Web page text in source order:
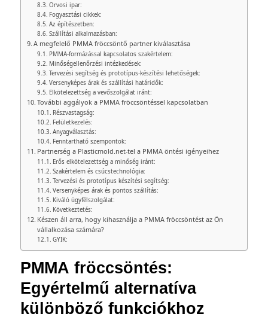
Orvosi ipar:
Fogyasztási cikkek:
Az építészetben:
Szállítási alkalmazásban:
A megfelelő PMMA fröccsöntő partner kiválasztása
PMMA-formázással kapcsolatos szakértelem:
Minőségellenőrzési intézkedések:
Tervezési segítség és prototípus-készítési lehetőségek:
Versenyképes árak és szállítási határidők:
Elkötelezettség a vevőszolgálat iránt:
További aggályok a PMMA fröccsöntéssel kapcsolatban
Részvastagság:
Felületkezelés:
Anyagválasztás:
Fenntartható szempontok:
Partnerség a Plasticmold.net-tel a PMMA öntési igényeihez
Erős elkötelezettség a minőség iránt:
Szakértelem és csúcstechnológia:
Tervezési és prototípus készítési segítség:
Versenyképes árak és pontos szállítás:
Kiváló ügyfélszolgálat:
Következtetés:
Készen áll arra, hogy kihasználja a PMMA fröccsöntést az Ön
vállalkozása számára?
GYIK:
PMMA fröccsöntés:
Egyértelmű alternatíva
különböző funkciókhoz